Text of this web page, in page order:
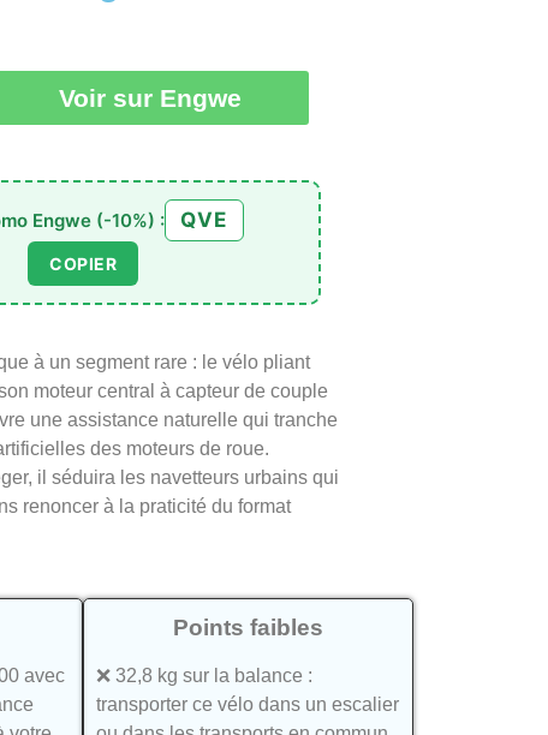
Voir sur Engwe
Engwe (-10%) : QVE
COPIER
à un segment rare : le vélo pliant
moteur central à capteur de couple
une assistance naturelle qui tranche
des moteurs de roue.
il séduira les navetteurs urbains qui
renoncer à la praticité du format
avec
Points faibles
❌ 32,8 kg sur la balance :
transporter ce vélo dans un escalier